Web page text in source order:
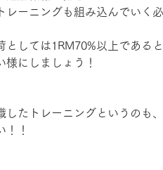
レーニングも組み込んでいく
としては1RM70%以上である
様にしましょう！
したトレーニングというのも
！！